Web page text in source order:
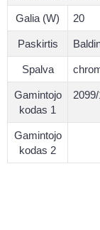
Galia (W) 20
Paskirtis
Spalva
Gamintojo
kodas 1
Gamintojo
kodas 2